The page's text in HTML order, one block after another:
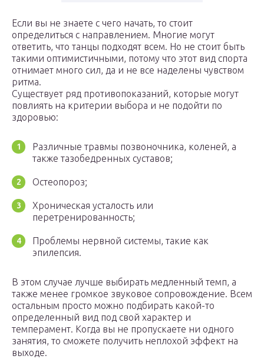
Если вы не знаете с чего начать, то стоит
определиться с направлением. Многие могут
ответить, что танцы подходят всем. Но не стоит быть
такими оптимистичными, потому что этот вид спорта
отнимает много сил, да и не все наделены чувством
ритма.
Существует ряд противопоказаний, которые могут
повлиять на критерии выбора и не подойти по
здоровью:
Различные травмы позвоночника, коленей, а
также тазобедренных суставов;
Остеопороз;
Хроническая усталость или
перетренированность;
Проблемы нервной системы, такие как
эпилепсия.
В этом случае лучше выбирать медленный темп, а
также менее громкое звуковое сопровождение. Всем
остальным просто можно подбирать какой-то
определенный вид под свой характер и
темперамент. Когда вы не пропускаете ни одного
занятия, то сможете получить неплохой эффект на
выходе.